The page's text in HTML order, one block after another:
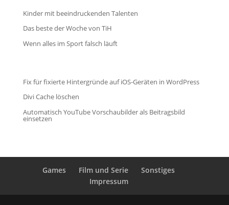
Kinder mit beeindruckenden Talenten
Das beste der Woche von TiH
Wenn alles im Sport falsch läuft
Fix für fixierte Hintergründe auf iOS-Geräten in WordPress
Divi Cache löschen
Automatisch YouTube Vorschaubilder als Beitragsbild
einsetzen
Games Film und Serie
Sonstiges
Impressum